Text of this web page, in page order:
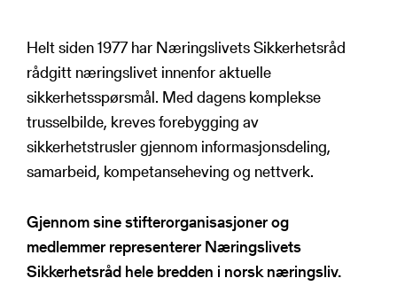
Helt siden 1977 har Næringslivets Sikkerhetsråd
rådgitt næringslivet innenfor aktuelle
sikkerhetsspørsmål. Med dagens komplekse
trusselbilde, kreves forebygging av
sikkerhetstrusler gjennom informasjonsdeling,
samarbeid, kompetanseheving og nettverk.
Gjennom sine stifterorganisasjoner og
medlemmer representerer Næringslivets
Sikkerhetsråd hele bredden i norsk næringsliv.